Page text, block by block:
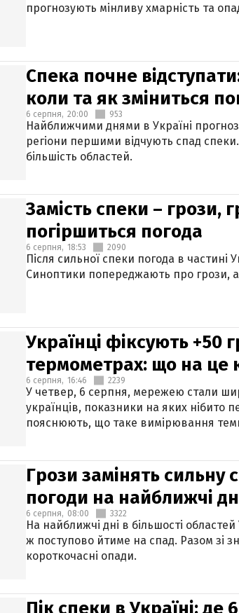
прогнозують мінливу хмарність та
Спека почне
коли та як зміниться
6 серпня, 20:00 953
Найближчими днями в Україні
регіони першими відчують спад
більшість областей.
Замість спеки – грози,
погіршиться погода
6 серпня, 18:53 2090
Після сильної спеки погода в частині
Синоптики попереджають про грози,
Українці фіксують +50
термометрах: що на це
6 серпня, 16:46 2239
У четвер, 6 серпня, мережею стали
українців, показники на яких нібито
пояснюють, що таке вимірювання
Грози замінять сильну
погоди на найближчі
6 серпня, 08:00 3322
На найближчі дні в більшості
ж поступово йтиме на спад. Разом зі
короткочасні опади.
Пік спеки в Україні: де